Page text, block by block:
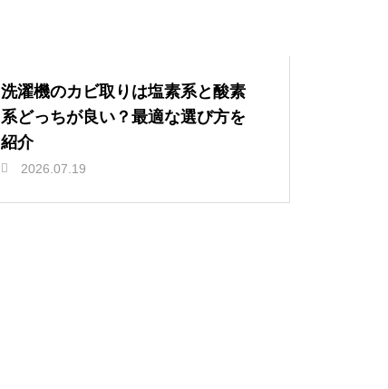
洗濯機のカビ取りは塩素系と酸素
系どっちが良い？最適な選び方を
紹介
2026.07.19